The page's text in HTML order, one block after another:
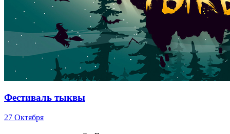
Фестиваль тыквы
27 Октября